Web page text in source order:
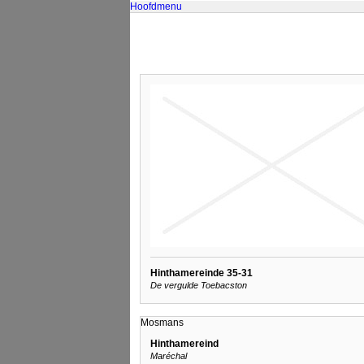
Hoofdmenu
Hinthamereinde 35-31
De vergulde Toebacston
Mosmans
Hinthamereind
Maréchal